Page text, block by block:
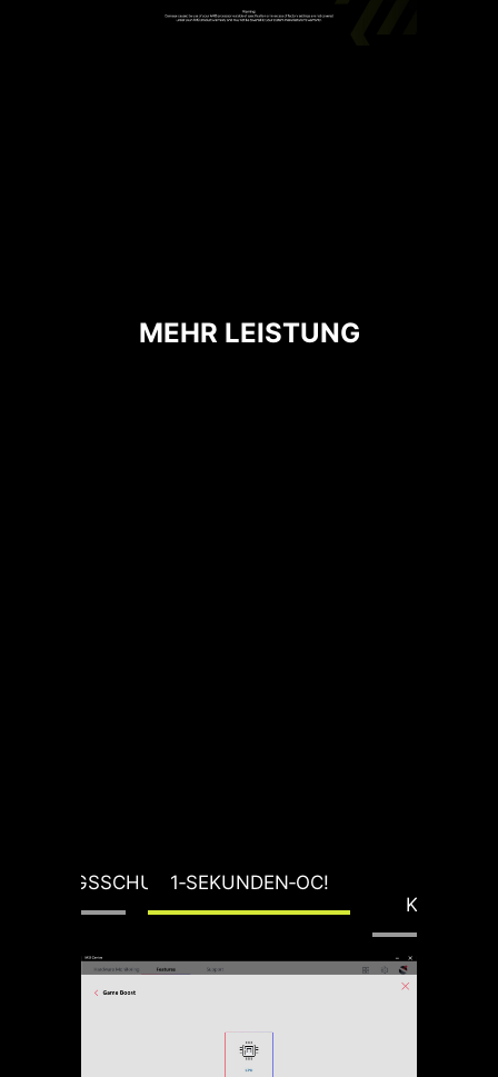
MEHR LEISTUNG
1‑SEKUNDEN‑OC!
unterdrückt die elektromagnetische